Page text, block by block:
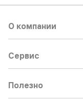
О компании
Сервис
Полезно